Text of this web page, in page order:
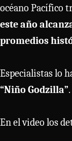
océano Pacífico
este año
promedios
Especialistas lo
“Niño Godzilla”.
En el video los